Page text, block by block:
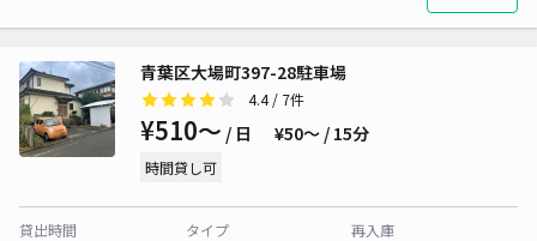
青葉区大場町397-28駐車場
4.4/ 7件
¥510〜 / 日 ¥50〜 / 15分
時間貸し可
貸出時間
タイプ
再入庫